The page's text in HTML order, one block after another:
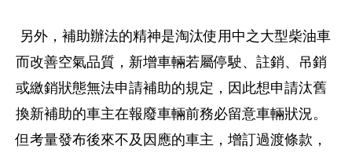
另外，補助辦法的精神是淘汰使用中之大型柴油車
而改善空氣品質，新增車輛若屬停駛、註銷、吊銷
或繳銷狀態無法申請補助的規定，因此想申請汰舊
換新補助的車主在報廢車輛前務必留意車輛狀況。
但考量發布後來不及因應的車主，增訂過渡條款，